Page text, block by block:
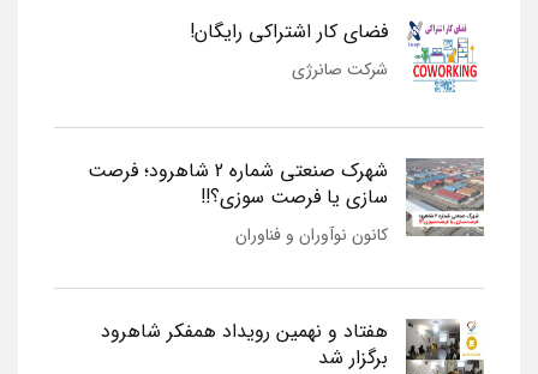
فضای کار اشتراکی رایگان!
شرکت صانرژی
شهرک صنعتی شماره 2 شاهرود؛ فرصت
سازی یا فرصت سوزی؟!!
کانون نوآوران و فناوران
هفتاد و نهمین رویداد همفکر شاهرود
برگزار شد